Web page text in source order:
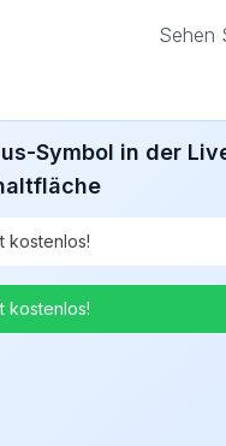
Sehen
Symbol in der
kostenlos!
kostenlos!